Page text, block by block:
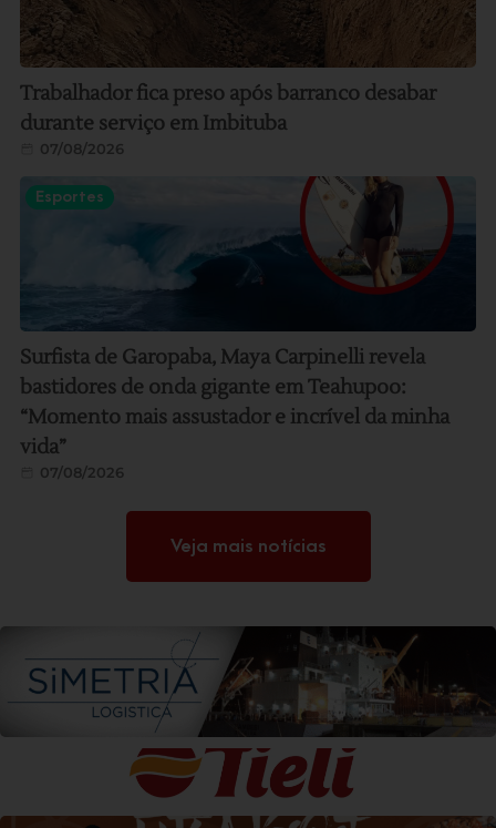
Trabalhador fica preso após barranco desabar
durante serviço em Imbituba
07/08/2026
Esportes
Surfista de Garopaba, Maya Carpinelli revela
bastidores de onda gigante em Teahupoo:
“Momento mais assustador e incrível da minha
vida”
07/08/2026
Veja mais notícias